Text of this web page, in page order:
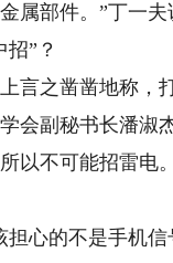
属部件。”丁一夫
”？
之凿凿地称，打
副秘书长潘淑
以不可能招雷电
的不是手机信